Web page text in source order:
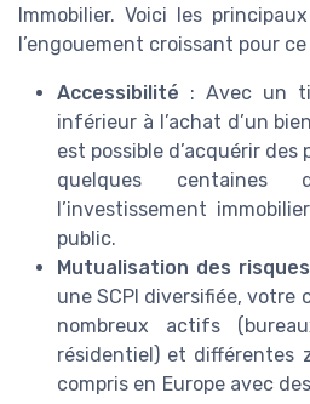
Immobilier. Voici les
l’engouement croissant pour
Accessibilité : Avec un
inférieur à l’achat d’un
est possible d’acquérir des
quelques centaines
l’investissement
public.
Mutualisation des risques
une SCPI diversifiée, votre
nombreux actifs
résidentiel) et différentes
compris en Europe avec